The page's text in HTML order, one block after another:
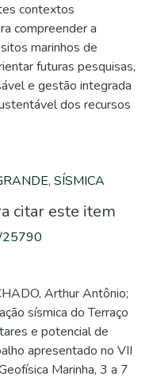
contextos
compreender a
marinhos de
futuras pesquisas,
e gestão integrada
dos recursos
, SÍSMICA
citar este item
25790
Arthur Antônio;
sísmica do Terraço
e potencial de
apresentado no VII
Marinha, 3 a 7